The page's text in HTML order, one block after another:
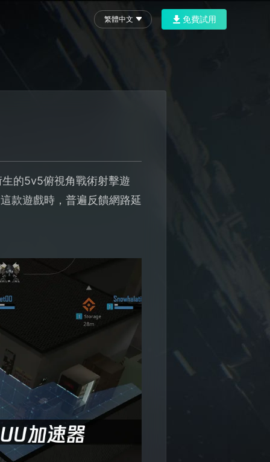
繁體中文 免費試用
的5v5俯視角戰術射擊遊
款遊戲時，普遍反饋網路延